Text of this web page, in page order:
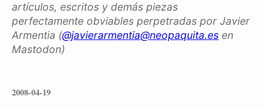
artículos, escritos y demás piezas
perfectamente obviables perpetradas por Javier
Armentia (@javierarmentia@neopaquita.es en
Mastodon)
2008-04-19